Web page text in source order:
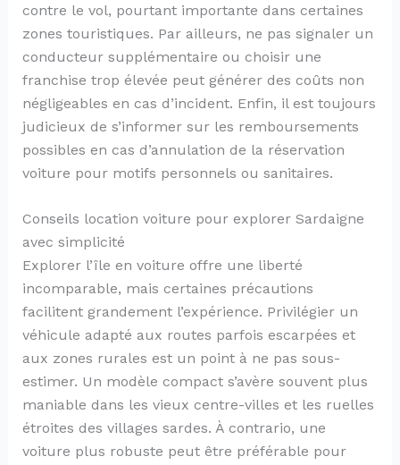
contre le vol, pourtant importante dans certaines
zones touristiques. Par ailleurs, ne pas signaler un
conducteur supplémentaire ou choisir une
franchise trop élevée peut générer des coûts non
négligeables en cas d’incident. Enfin, il est toujours
judicieux de s’informer sur les remboursements
possibles en cas d’annulation de la réservation
voiture pour motifs personnels ou sanitaires.
Conseils location voiture pour explorer Sardaigne
avec simplicité
Explorer l’île en voiture offre une liberté
incomparable, mais certaines précautions
facilitent grandement l’expérience. Privilégier un
véhicule adapté aux routes parfois escarpées et
aux zones rurales est un point à ne pas sous-
estimer. Un modèle compact s’avère souvent plus
maniable dans les vieux centre-villes et les ruelles
étroites des villages sardes. À contrario, une
voiture plus robuste peut être préférable pour